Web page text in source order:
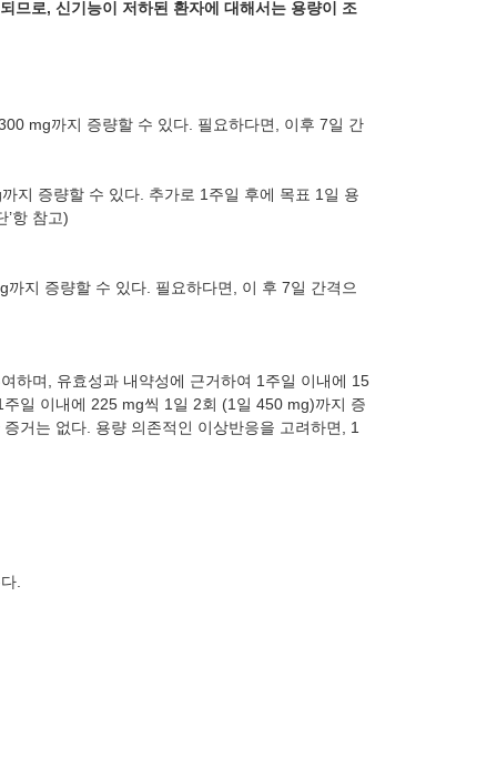
므로, 신기능이 저하된 환자에 대해서는 용량이 조
mg까지 증량할 수 있다. 필요하다면, 이후 7일 간
까지 증량할 수 있다. 추가로 1주일 후에 목표 1일 용
항 참고)
까지 증량할 수 있다. 필요하다면, 이 후 7일 간격으
하며, 유효성과 내약성에 근거하여 1주일 이내에 15
일 이내에 225 mg씩 1일 2회 (1일 450 mg)까지 증
거는 없다. 용량 의존적인 이상반응을 고려하면, 1
.